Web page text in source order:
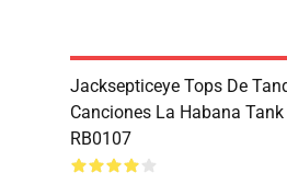
Jacksepticeye Tops De
Canciones La Habana
RB0107